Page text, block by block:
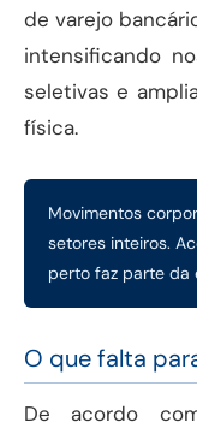
de varejo
intensificando
seletivas e
física.
Movimentos
setores inteiros.
perto faz parte da
O que falta
De acordo